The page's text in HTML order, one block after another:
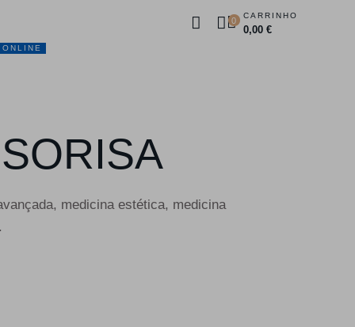
0 CARRINHO
0,00 €
medicina estética, medicina